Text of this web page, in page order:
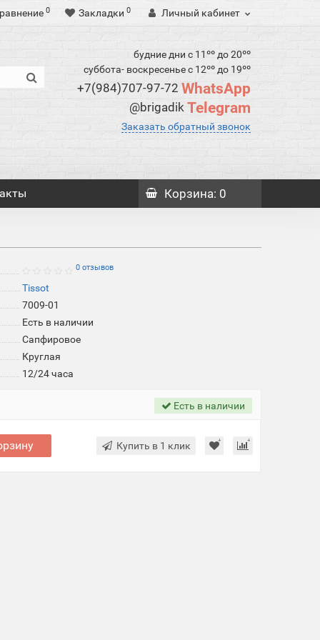
0 Закладки 0 Личный кабинет
будние дни с 11ºº до 20ºº
суббота- воскресенье с 12ºº до 19ºº
+7(984)707-97-72 WhatsApp
@brigadikTelegram
Заказать обратный звонок
Корзина: 0
0 отзывов
Tissot
7009-01
Есть в наличии
Cапфировое
Круглая
12/24 часа
Есть в наличии
Купить в 1 клик